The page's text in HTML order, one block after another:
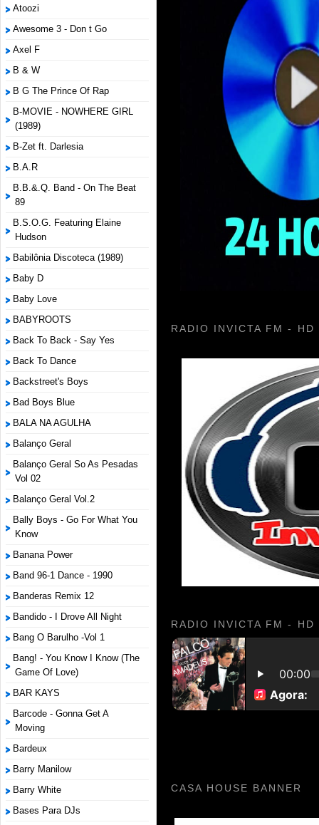
Atoozi
Awesome 3 - Don t Go
Axel F
B & W
B G The Prince Of Rap
B-MOVIE - NOWHERE GIRL
(1989)
B-Zet ft. Darlesia
B.A.R
B.B.&.Q. Band - On The Beat
89
B.S.O.G. Featuring Elaine
Hudson
Babilônia Discoteca (1989)
Baby D
Baby Love
BABYROOTS
Back To Back - Say Yes
Back To Dance
Backstreet's Boys
Bad Boys Blue
BALA NA AGULHA
Balanço Geral
Balanço Geral So As Pesadas
Vol 02
Balanço Geral Vol.2
Bally Boys - Go For What You
Know
Banana Power
Band 96-1 Dance - 1990
Banderas Remix 12
Bandido - I Drove All Night
Bang O Barulho -Vol 1
Bang! - You Know I Know (The
Game Of Love)
BAR KAYS
Barcode - Gonna Get A
Moving
Bardeux
Barry Manilow
Barry White
Bases Para DJs
RADIO INVICTA FM - HD
RADIO INVICTA FM - HD
CASA HOUSE BANNER